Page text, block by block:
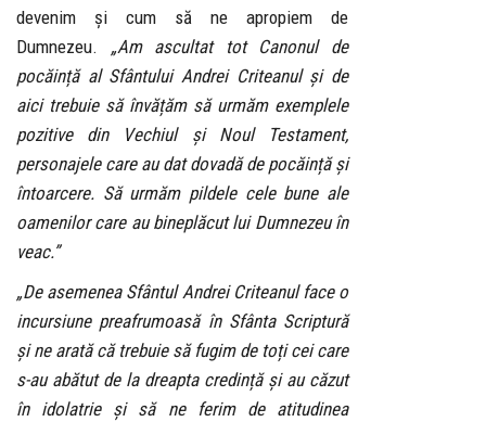
devenim și cum să ne apropiem de
Dumnezeu. „Am ascultat tot Canonul de
pocăință al Sfântului Andrei Criteanul și de
aici trebuie să învățăm să urmăm exemplele
pozitive din Vechiul și Noul Testament,
personajele care au dat dovadă de pocăință și
întoarcere. Să urmăm pildele cele bune ale
oamenilor care au bineplăcut lui Dumnezeu în
veac.”
„De asemenea Sfântul Andrei Criteanul face o
incursiune preafrumoasă în Sfânta Scriptură
și ne arată că trebuie să fugim de toți cei care
s-au abătut de la dreapta credință și au căzut
în idolatrie și să ne ferim de atitudinea